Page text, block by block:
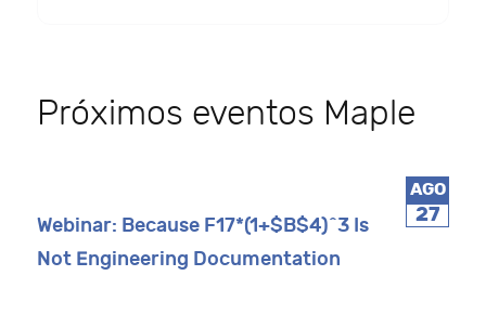
Próximos eventos Maple
AGO
27
Webinar: Because F17*(1+$B$4)^3 Is
Not Engineering Documentation